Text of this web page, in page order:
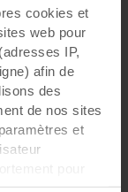
cookies et
web pour
IP,
afin de
des
de nos sites
et
et cibler notre
Durable
Plus
8 mm